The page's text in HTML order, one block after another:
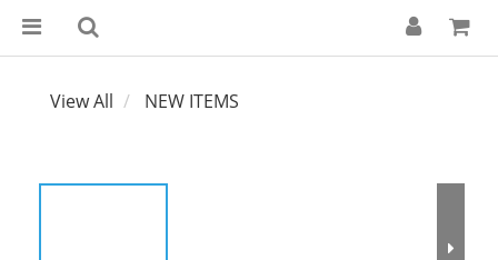
View All NEW ITEMS